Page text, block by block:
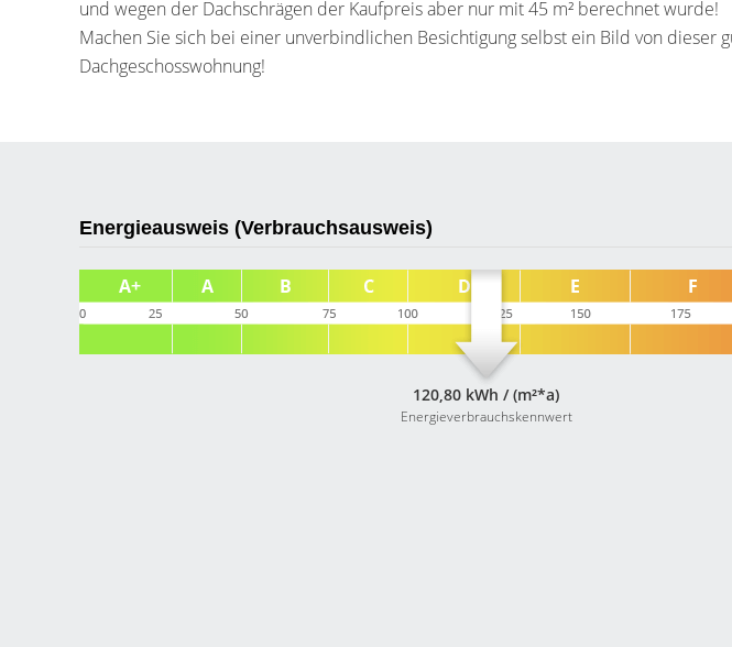
und wegen der Dachschrägen der Kaufpreis aber nur mit 45 m² berechnet wurde!
Machen Sie sich bei einer unverbindlichen Besichtigung selbst ein Bild von dieser
Dachgeschosswohnung!
Energieausweis (Verbrauchsausweis)
120,80 kWh / (m²*a)
Energieverbrauchskennwert